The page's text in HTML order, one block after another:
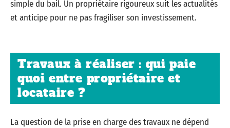
simple du bail. Un propriétaire rigoureux suit les actualités
et anticipe pour ne pas fragiliser son investissement.
Travaux à réaliser : qui paie
quoi entre propriétaire et
locataire ?
La question de la prise en charge des travaux ne dépend